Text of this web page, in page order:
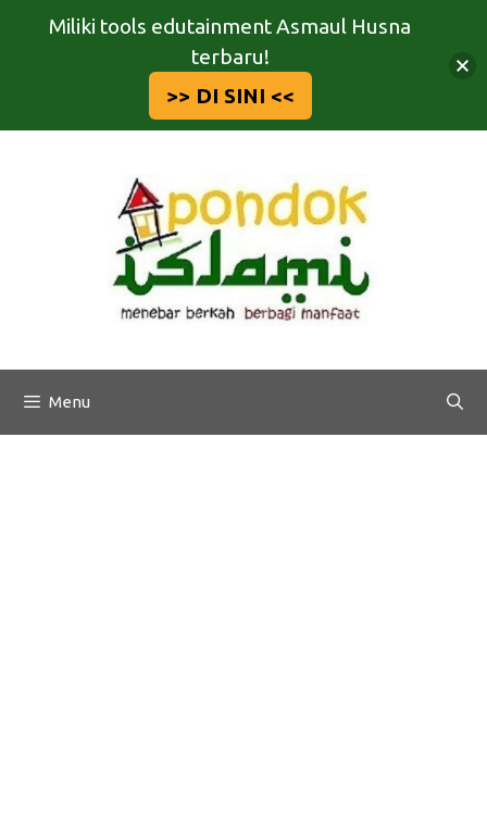
Menu
Miliki tools edutainment Asmaul Husna
terbaru!
>> DI SINI <<